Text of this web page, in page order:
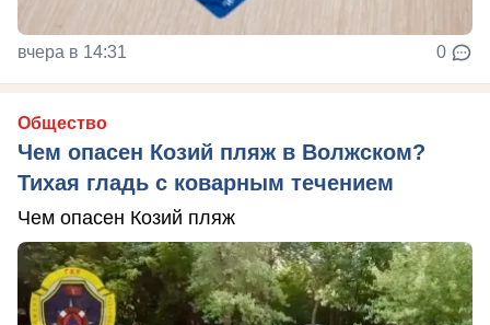
вчера в 14:31 0
Общество
Чем опасен Козий пляж в Волжском?
Тихая гладь с коварным течением
Чем опасен Козий пляж